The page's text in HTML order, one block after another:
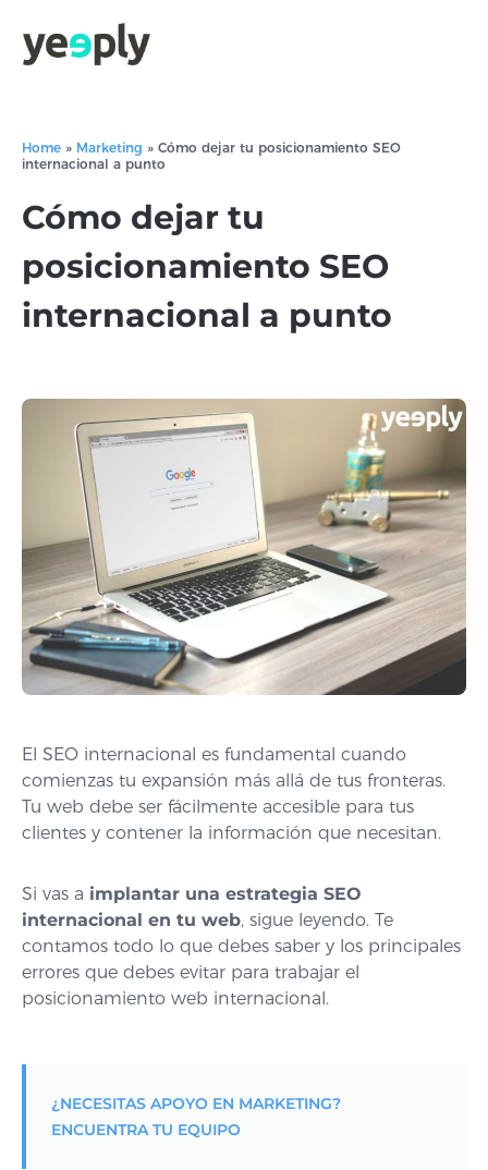
Home » Marketing » Cómo dejar tu posicionamiento SEO
internacional a punto
Cómo dejar tu
posicionamiento SEO
internacional a punto
El SEO internacional es fundamental cuando
comienzas tu expansión más allá de tus fronteras.
Tu web debe ser fácilmente accesible para tus
clientes y contener la información que necesitan.
Si vas a implantar una estrategia SEO
internacional en tu web, sigue leyendo. Te
contamos todo lo que debes saber y los principales
errores que debes evitar para trabajar el
posicionamiento web internacional.
¿NECESITAS APOYO EN MARKETING?
ENCUENTRA TU EQUIPO